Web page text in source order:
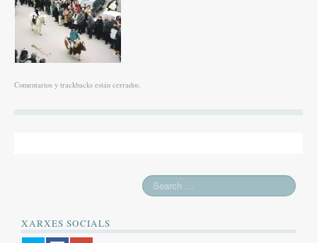
Comentarios y trackbacks están cerrados.
XARXES SOCIALS